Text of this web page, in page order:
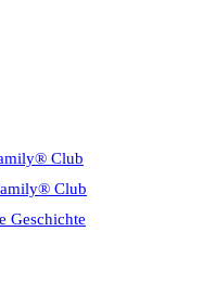
Club
Club
Geschichte